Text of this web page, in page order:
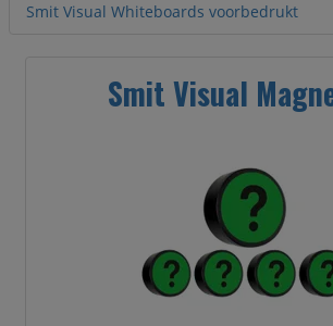
Smit Visual Whiteboards voorbedrukt
Smit Visual